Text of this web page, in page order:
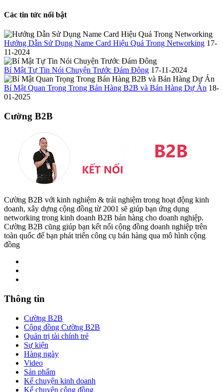
Các tin tức nổi bật
Hướng Dẫn Sử Dụng Name Card Hiệu Quả Trong Networking 17-
11-2024
Bí Mật Tự Tin Nói Chuyện Trước Đám Đông 17-11-2024
Bí Mật Quan Trọng Trong Bán Hàng B2B và Bán Hàng Dự Án 18-
01-2025
Cường B2B
Cường B2B với kinh nghiệm & trải nghiệm trong hoạt động kinh
doanh, xây dựng cộng đồng từ 2001 sẽ giúp bạn ứng dụng
networking trong kinh doanh B2B bán hàng cho doanh nghiệp.
Cường B2B cũng giúp bạn kết nối cộng đồng doanh nghiệp trên
toàn quốc để bạn phát triển công cụ bán hàng qua mô hình cộng
đồng
Thông tin
Cường B2B
Cộng đồng Cường B2B
Quản trị tài chính trẻ
Sự kiện
Hàng ngày
Video
Sản phẩm
Kể chuyện kinh doanh
Kể chuyện cộng đồng